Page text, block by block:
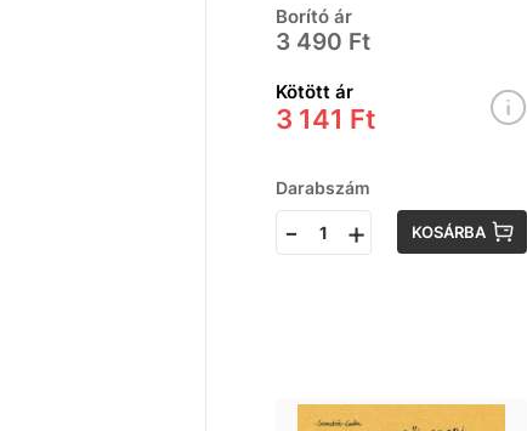
Borító ár
3 490 Ft
Kötött ár
3 141 Ft
Darabszám
- + KOSÁRBA